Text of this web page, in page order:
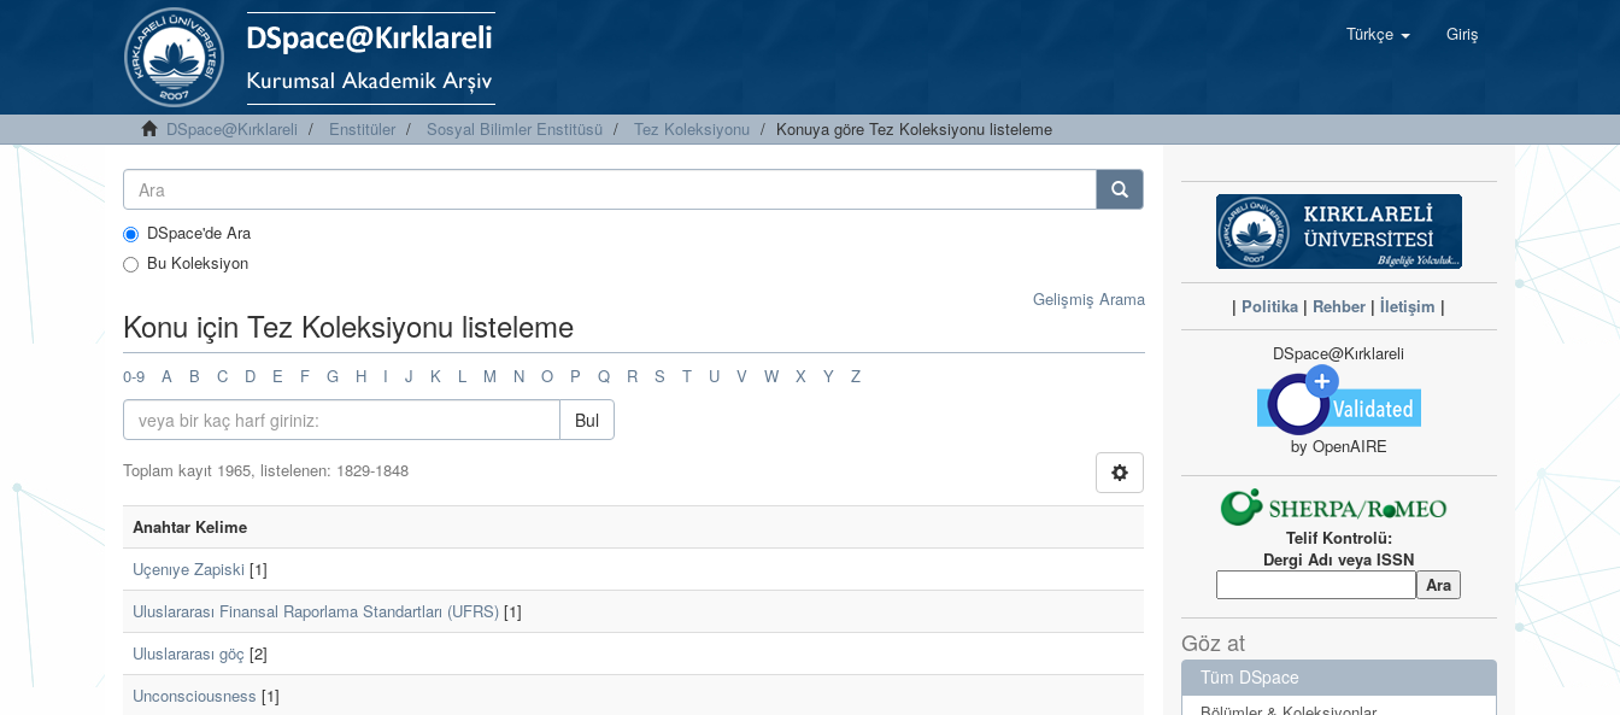
Türkçe Giriş
DSpace@Kırklareli Enstitüler Sosyal Bilimler Enstitüsü Tez Koleksiyonu Konuya göre Tez Koleksiyonu listeleme
DSpace'de Ara
Bu Koleksiyon
Gelişmiş Arama
Konu için Tez Koleksiyonu listeleme
0-9 A B C D E F G H I J K L M N O P Q R S T U V W X Y Z
Bul
Toplam kayıt 1965, listelenen: 1829-1848
Anahtar Kelime
Uçenıye Zapiski [1]
Uluslararası Finansal Raporlama Standartları (UFRS) [1]
Uluslararası göç [2]
Unconsciousness [1]
| Politika | Rehber |İletişim |
DSpace@Kırklareli
by OpenAIRE
Telif Kontrolü:
Dergi Adı veya ISSN
Göz at
Tüm DSpace